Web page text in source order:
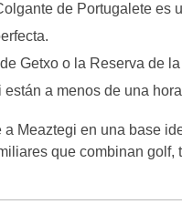
de Portugalete es
Getxo o la Reserva de
a menos de una
a Meaztegi en una base
que combinan golf,